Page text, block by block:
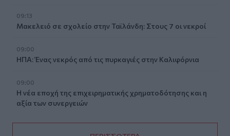
09:13
Μακελειό σε σχολείο στην Ταϊλάνδη: Στους 7 οι νεκροί
09:00
ΗΠΑ: Ένας νεκρός από τις πυρκαγιές στην Καλιφόρνια
09:00
Η νέα εποχή της επιχειρηματικής χρηματοδότησης και η
αξία των συνεργειών